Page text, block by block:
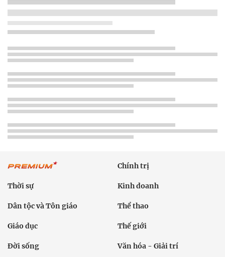
Chính trị
Thời sự Kinh doanh
Dân tộc và Tôn giáo Thể thao
Giáo dục Thế giới
Đời sống Văn hóa - Giải trí